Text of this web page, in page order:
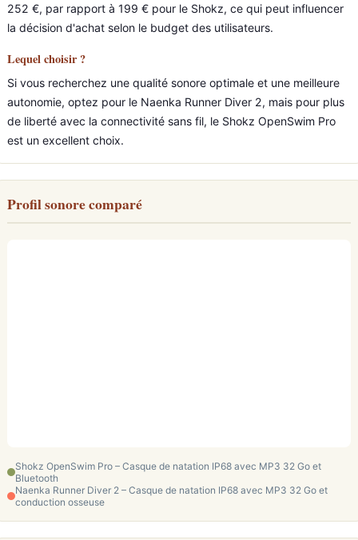
252 €, par rapport à 199 € pour le Shokz, ce qui peut influencer
la décision d'achat selon le budget des utilisateurs.
Lequel choisir ?
Si vous recherchez une qualité sonore optimale et une meilleure
autonomie, optez pour le Naenka Runner Diver 2, mais pour plus
de liberté avec la connectivité sans fil, le Shokz OpenSwim Pro
est un excellent choix.
Profil sonore comparé
Shokz OpenSwim Pro – Casque de natation IP68 avec MP3 32 Go et
Bluetooth
Naenka Runner Diver 2 – Casque de natation IP68 avec MP3 32 Go et
conduction osseuse